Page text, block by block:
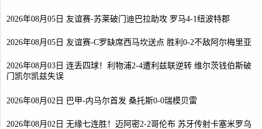
2026年08月05日 友谊赛-苏莱破门迪巴拉助攻 罗马4-1纽波特郡
2026年08月05日 友谊赛-C罗缺席西马坎送点 胜利0-2不敌阿尔梅里亚
2026年08月03日 连丢四球！利物浦2-4遭利兹联逆转 维尔茨钱伯斯破
门凯尔凯兹失误
2026年08月02日 巴甲-内马尔首发 桑托斯0-0瑞模贝雷
2026年08月02日 无缘七连胜！迈阿密2-2哥伦布 苏牙传射卡塞米罗乌